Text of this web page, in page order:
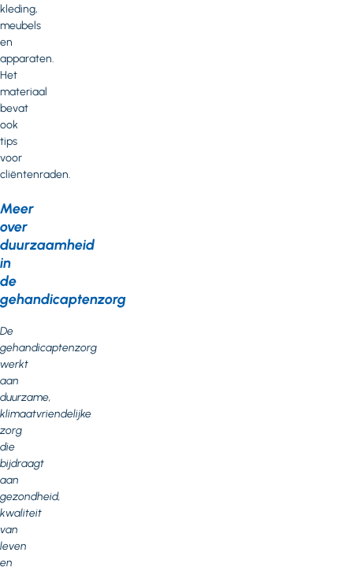
kleding,
meubels
en
apparaten.
Het
materiaal
bevat
ook
tips
voor
cliëntenraden.
Meer
over
duurzaamheid
in
de
gehandicaptenzorg
De
gehandicaptenzorg
werkt
aan
duurzame,
klimaatvriendelijke
zorg
die
bijdraagt
aan
gezondheid,
kwaliteit
van
leven
en